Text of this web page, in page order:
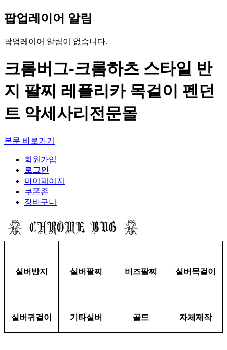
팝업레이어 알림
팝업레이어 알림이 없습니다.
크롬버그-크롬하츠 스타일 반
지 팔찌 레플리카 목걸이 펜던
트 악세사리전문몰
본문 바로가기
회원가입
로그인
마이페이지
쿠폰존
장바구니
실버반지 실버팔찌 비즈팔찌 실버목걸이
실버귀걸이 기타실버 골드 자체제작